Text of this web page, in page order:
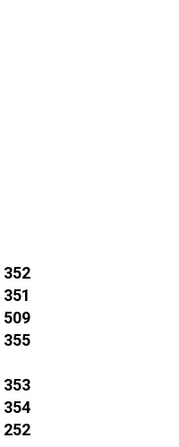
352
351
509
355
353
354
252